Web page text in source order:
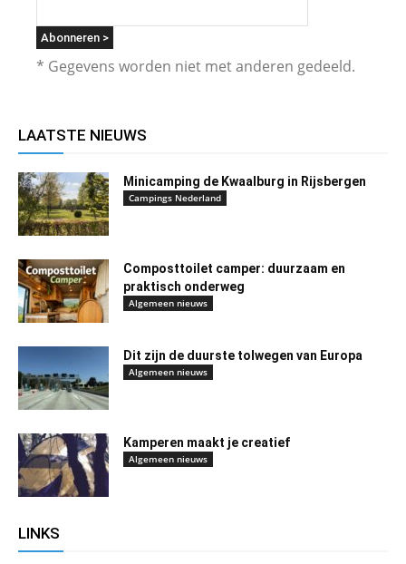
* Gegevens worden niet met anderen gedeeld.
LAATSTE NIEUWS
Minicamping de Kwaalburg in Rijsbergen
Campings Nederland
Composttoilet camper: duurzaam en
praktisch onderweg
Algemeen nieuws
Dit zijn de duurste tolwegen van Europa
Algemeen nieuws
Kamperen maakt je creatief
Algemeen nieuws
LINKS